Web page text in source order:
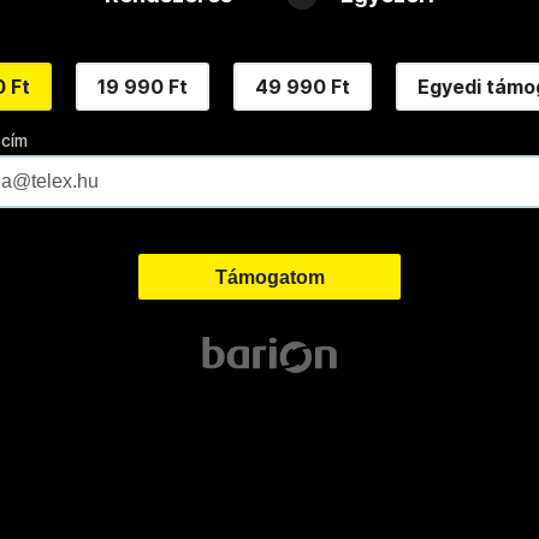
Ft 19 990 Ft 49 990 Ft Egyedi